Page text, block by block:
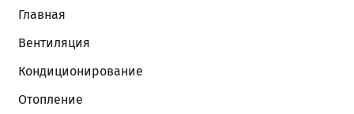
Главная
Вентиляция
Кондиционирование
Отопление